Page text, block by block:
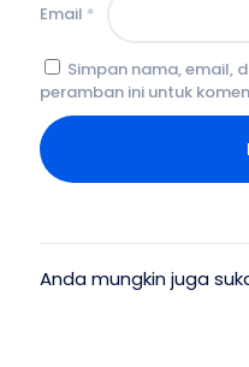
Email *
Simpan nama, email,
peramban ini untuk
Anda mungkin juga